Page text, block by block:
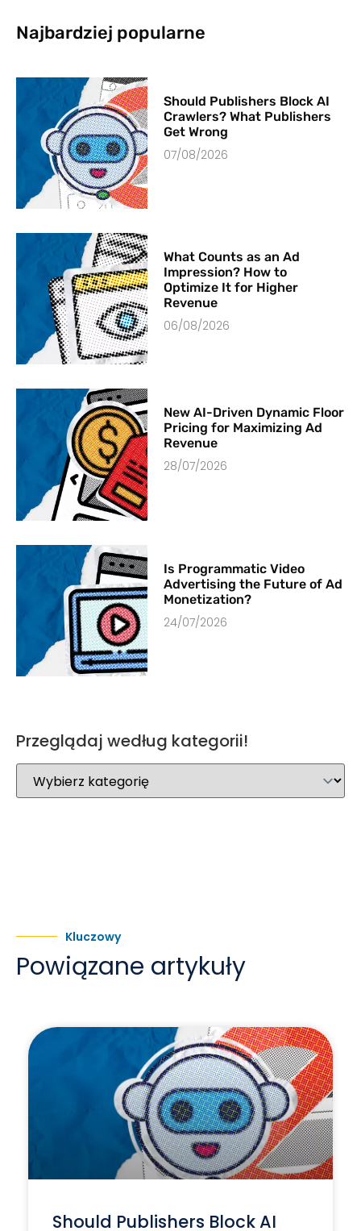
Najbardziej popularne
Should Publishers Block AI
Crawlers? What Publishers
Get Wrong
07/08/2026
What Counts as an Ad
Impression? How to
Optimize It for Higher
Revenue
06/08/2026
New AI-Driven Dynamic Floor
Pricing for Maximizing Ad
Revenue
28/07/2026
Is Programmatic Video
Advertising the Future of Ad
Monetization?
24/07/2026
Przeglądaj według kategorii!
Kluczowy
Powiązane artykuły
Should Publishers Block AI